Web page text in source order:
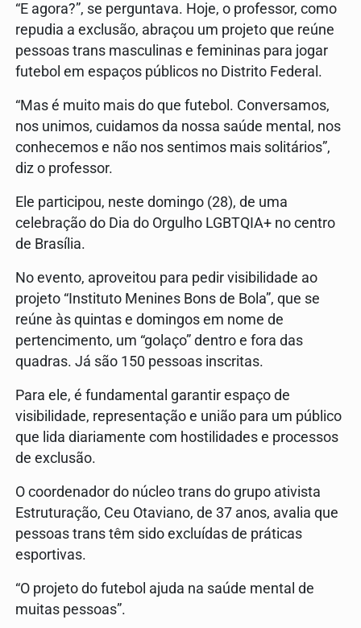
“E agora?”, se perguntava. Hoje, o professor, como
repudia a exclusão, abraçou um projeto que reúne
pessoas trans masculinas e femininas para jogar
futebol em espaços públicos no Distrito Federal.
“Mas é muito mais do que futebol. Conversamos,
nos unimos, cuidamos da nossa saúde mental, nos
conhecemos e não nos sentimos mais solitários”,
diz o professor.
Ele participou, neste domingo (28), de uma
celebração do Dia do Orgulho LGBTQIA+ no centro
de Brasília.
No evento, aproveitou para pedir visibilidade ao
projeto “Instituto Menines Bons de Bola”, que se
reúne às quintas e domingos em nome de
pertencimento, um “golaço” dentro e fora das
quadras. Já são 150 pessoas inscritas.
Para ele, é fundamental garantir espaço de
visibilidade, representação e união para um público
que lida diariamente com hostilidades e processos
de exclusão.
O coordenador do núcleo trans do grupo ativista
Estruturação, Ceu Otaviano, de 37 anos, avalia que
pessoas trans têm sido excluídas de práticas
esportivas.
“O projeto do futebol ajuda na saúde mental de
muitas pessoas”.